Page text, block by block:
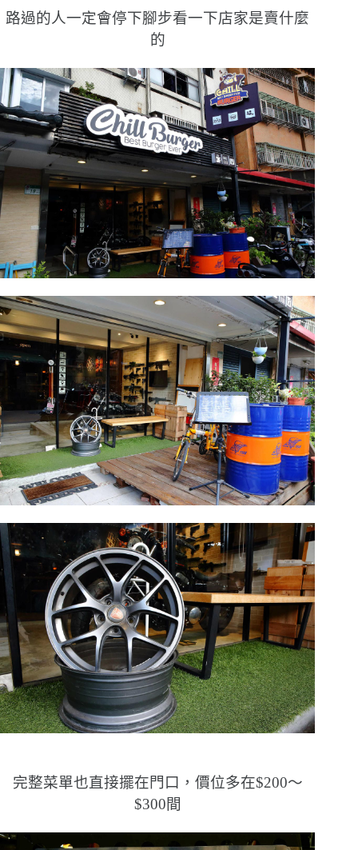
路過的人一定會停下腳步看一下店家是賣什麼
的
完整菜單也直接擺在門口，價位多在$200～
$300間